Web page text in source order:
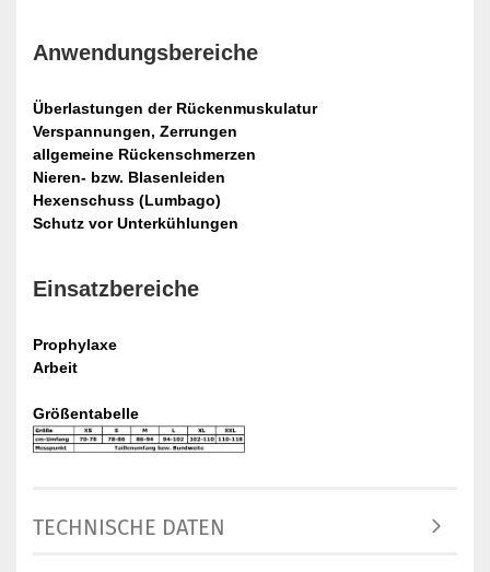
Anwendungsbereiche
Überlastungen der Rückenmuskulatur
Verspannungen, Zerrungen
allgemeine Rückenschmerzen
Nieren- bzw. Blasenleiden
Hexenschuss (Lumbago)
Schutz vor Unterkühlungen
Einsatzbereiche
Prophylaxe
Arbeit
Größentabelle
TECHNISCHE DATEN